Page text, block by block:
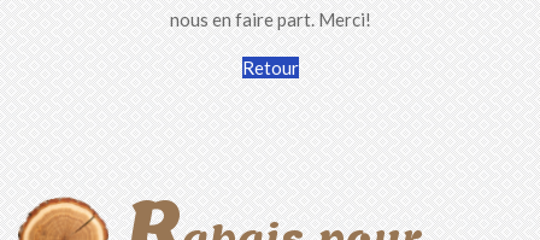
nous en faire part. Merci!
Retour